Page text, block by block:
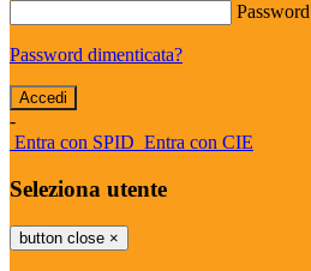
Password
Password dimenticata?
-
Entra con SPID Entra con CIE
Seleziona utente
button close ×